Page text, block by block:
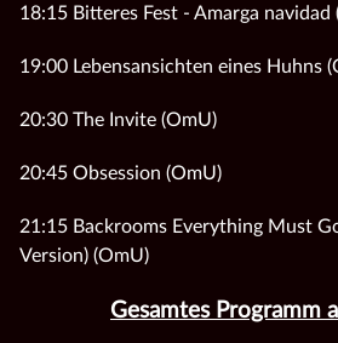
18:15 Bitteres Fest - Amarga navidad
19:00 Lebensansichten eines Huhns
20:30 The Invite (OmU)
20:45 Obsession (OmU)
21:15 Backrooms Everything Must
Version) (OmU)
Gesamtes Programm